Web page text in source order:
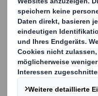
Wieso ist deine Wahl
Für mich hatte es
neuen Kulturkreis
Entscheidung auf den
nach Thailand. Das
und gilt zudem als